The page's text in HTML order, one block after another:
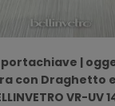
|
con Draghetto
VR-UV